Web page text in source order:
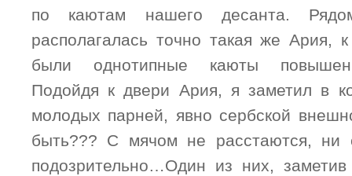
по каютам нашего десанта.
располагалась точно такая же Ария,
были однотипные каюты
Подойдя к двери Ария, я заметил в
молодых парней, явно сербской
быть??? С мячом не расстаются,
подозрительно…Один из них,